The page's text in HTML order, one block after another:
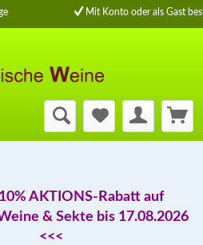
Mit Konto oder als Gast
AKTIONS-Rabatt auf
& Sekte bis 17.08.2026
<<<